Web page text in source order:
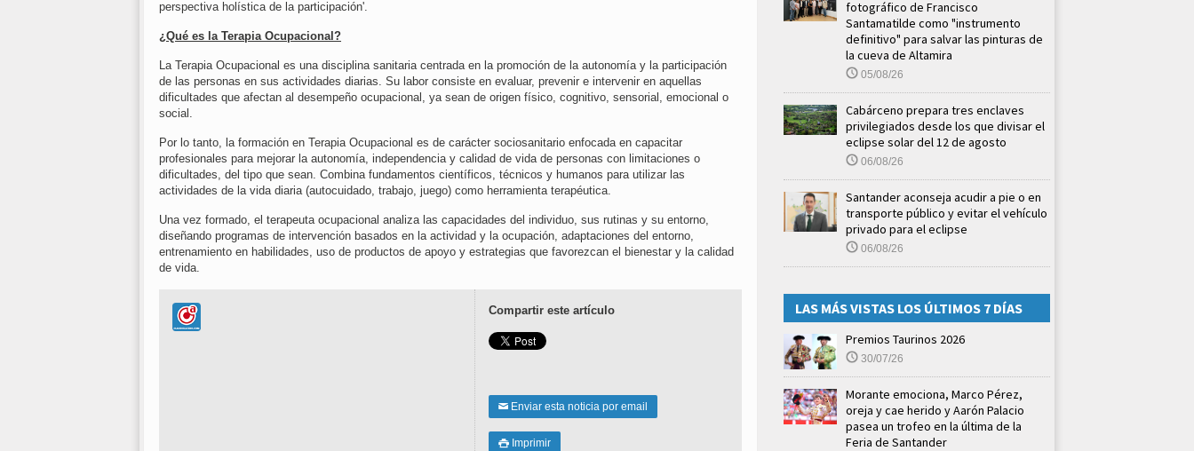
perspectiva holística de la participación'.
¿Qué es la Terapia Ocupacional?
La Terapia Ocupacional es una disciplina sanitaria centrada en la promoción de la autonomía y la participación
de las personas en sus actividades diarias. Su labor consiste en evaluar, prevenir e intervenir en aquellas
dificultades que afectan al desempeño ocupacional, ya sean de origen físico, cognitivo, sensorial, emocional o
social.
Por lo tanto, la formación en Terapia Ocupacional es de carácter sociosanitario enfocada en capacitar
profesionales para mejorar la autonomía, independencia y calidad de vida de personas con limitaciones o
dificultades, del tipo que sean. Combina fundamentos científicos, técnicos y humanos para utilizar las
actividades de la vida diaria (autocuidado, trabajo, juego) como herramienta terapéutica.
Una vez formado, el terapeuta ocupacional analiza las capacidades del individuo, sus rutinas y su entorno,
diseñando programas de intervención basados en la actividad y la ocupación, adaptaciones del entorno,
entrenamiento en habilidades, uso de productos de apoyo y estrategias que favorezcan el bienestar y la calidad
de vida.
Compartir este artículo
✉ Enviar esta noticia por email
 Imprimir
fotográfico de Francisco
Santamatilde como "instrumento
definitivo" para salvar las pinturas de
la cueva de Altamira
05/08/26
Cabárceno prepara tres enclaves
privilegiados desde los que divisar el
eclipse solar del 12 de agosto
06/08/26
Santander aconseja acudir a pie o en
transporte público y evitar el vehículo
privado para el eclipse
06/08/26
LAS MÁS VISTAS LOS ÚLTIMOS 7 DÍAS
Premios Taurinos 2026
30/07/26
Morante emociona, Marco Pérez,
oreja y cae herido y Aarón Palacio
pasea un trofeo en la última de la
Feria de Santander